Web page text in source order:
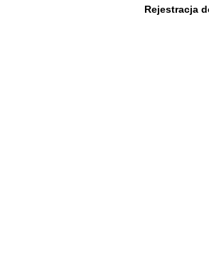
Rejestracja